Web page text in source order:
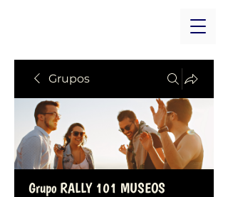
Grupos
Grupo RALLY 101 MUSEOS